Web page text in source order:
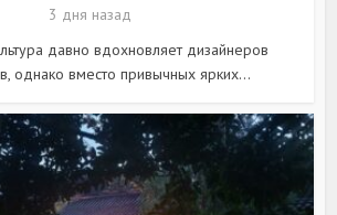
3 дня назад
давно вдохновляет дизайнеров
однако вместо привычных ярких...